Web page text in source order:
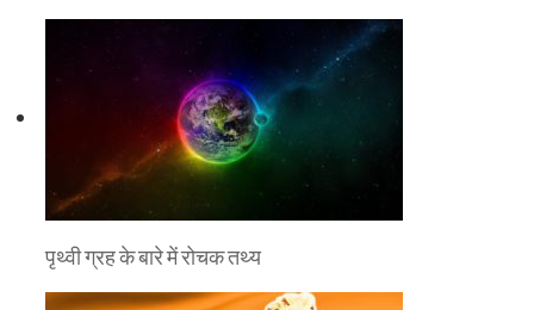
पृथ्वी ग्रह के बारे में रोचक तथ्य